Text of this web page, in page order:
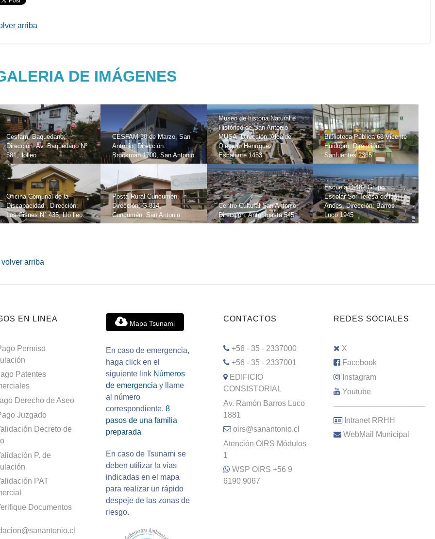
arriba
DE IMÁGENES
Cesfam, Baquedano;
Dirección: Av. Baquedano Nº
581, llolleo
Oficina Comunal de la
Discapacidad , Dirección:
Los Cisnes N° 435, Llo lleo.
CESFAM 30 de Marzo, San
Antonio, Dirección:
Brockman 1700, San Antonio
Posta Rural Cuncumén,
Dirección: G-814,
Cuncumén, San Antonio
Museo de historia Natural e
Histórico de San Antonio
MUSA, Dirección: Alcalde
Olegario Henríquez
Escalante 1453
Centro Cultural San Antonio,
Dirección: Antofagasta 545
Biblioteca Pública 68 Vicente
Huidobro, Dirección:
Sanfuentes 2365
Escuela D-482 Grupo
Escolar Sor Teresa de los
Andes, Dirección: Barros
Luco 1945
volver arriba
EN LINEA
Permiso
Patentes
Derecho de Aseo
Juzgado
Decreto de
P. de
PAT
Documentos
Mapa Tsunami
En caso de emergencia,
haga click en el
siguiente link Números
de emergencia y llame
al número
correspondiente. 8
pasos de una familia
preparada
En caso de Tsunami se
deben utilizar la vías
indicadas en el mapa
para realizar un rápido
despeje de las zonas de
riesgo.
CONTACTOS
+56 - 35 - 2337000
+56 - 35 - 2337001
EDIFICIO
CONSISTORIAL
Av. Ramón Barros Luco
1881
oirs@sanantonio.cl
Atención OIRS Módulos
1
WSP OIRS +56 9
6190 9067
REDES SOCIALES
X
Facebook
Instagram
Youtube
–––––––––––––––––––––
Intranet RRHH
WebMail Municipal